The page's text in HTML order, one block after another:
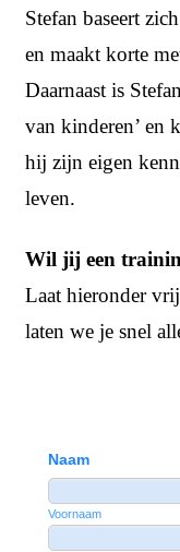
Stefan baseert
en maakt korte
Daarnaast is
van kinderen’ en
hij zijn eigen
leven.
Wil jij een
Laat hieronder
laten we je snel